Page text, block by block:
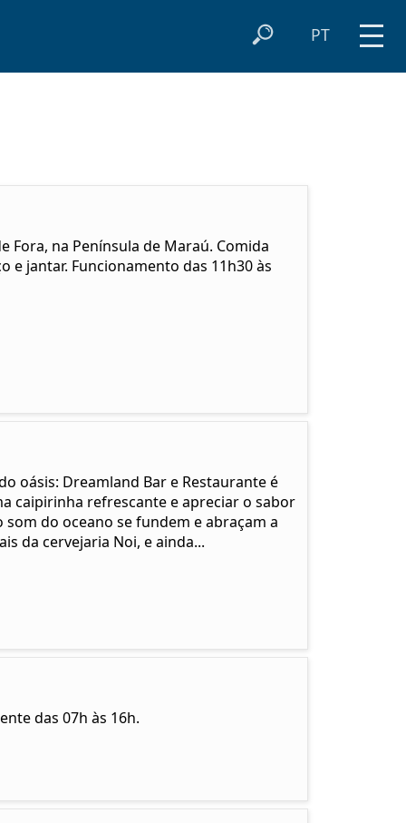
PT
Fora, na Península de Maraú. Comida
e jantar. Funcionamento das 11h30 às
oásis: Dreamland Bar e Restaurante é
caipirinha refrescante e apreciar o sabor
do oceano se fundem e abraçam a
da cervejaria Noi, e ainda...
das 07h às 16h.